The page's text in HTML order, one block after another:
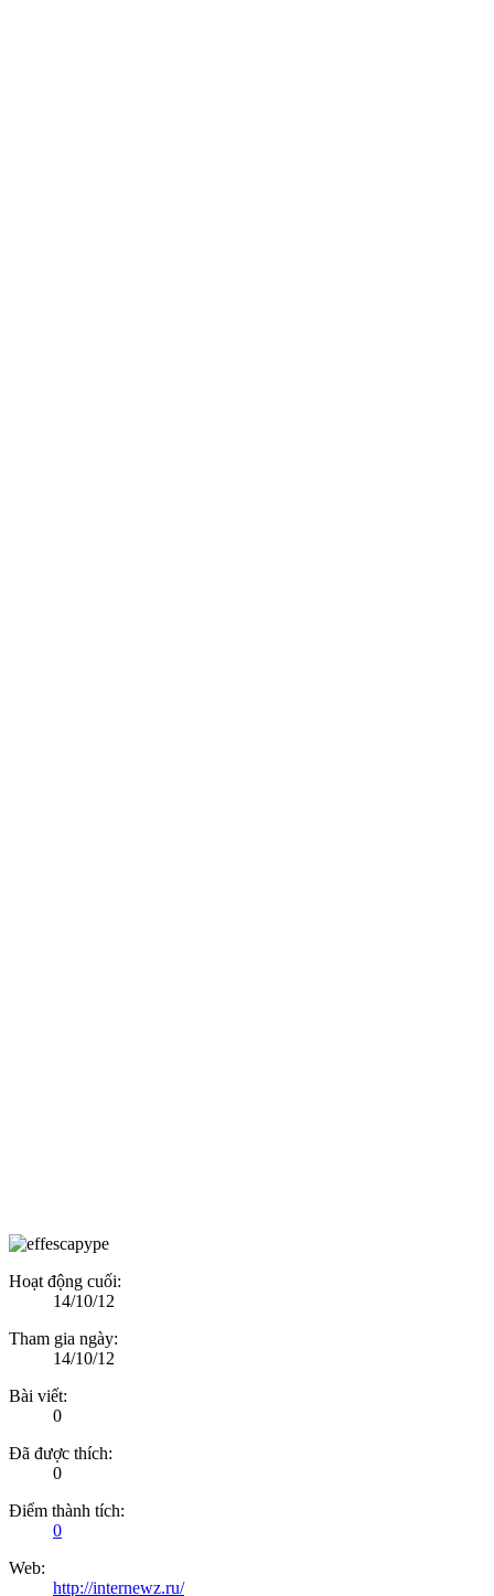
Hoạt động cuối:
14/10/12
Tham gia ngày:
14/10/12
Bài viết:
0
Đã được thích:
0
Điểm thành tích:
0
Web:
http://internewz.ru/